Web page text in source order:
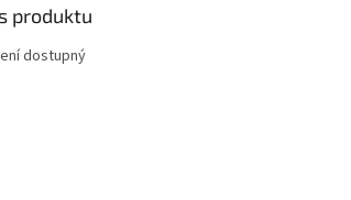
produktu
dostupný